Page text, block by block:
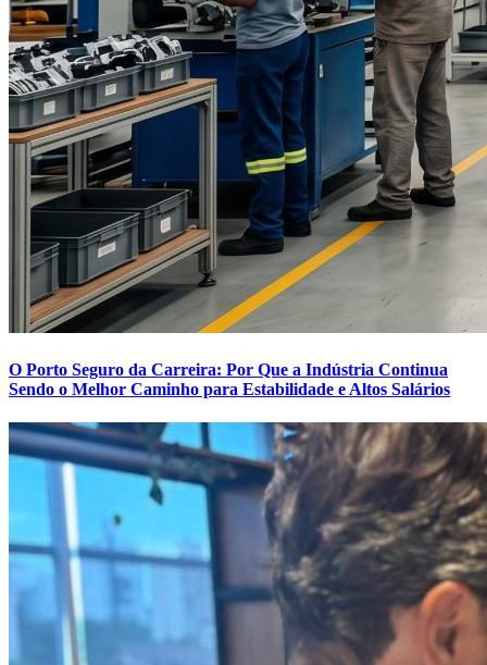
O Porto Seguro da Carreira: Por Que a Indústria Continua
Sendo o Melhor Caminho para Estabilidade e Altos Salários